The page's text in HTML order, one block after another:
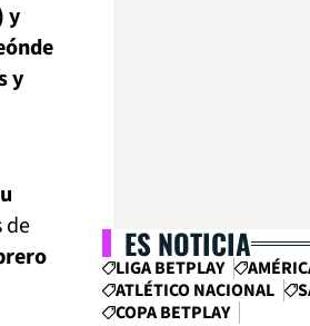
y
de
y
de
ES NOTICIA
LIGA BETPLAY
ATLÉTICO NACIONAL
COPA BETPLAY